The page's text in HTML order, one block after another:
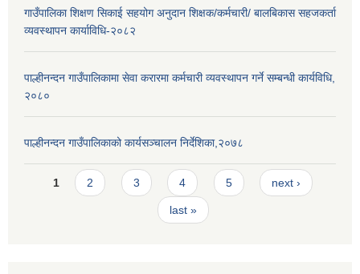
गाउँपालिका शिक्षण सिकाई सहयोग अनुदान शिक्षक/कर्मचारी/ बालबिकास सहजकर्ता
व्यवस्थापन कार्याविधि-२०८२
पाल्हीनन्दन गाउँपालिकामा सेवा करारमा कर्मचारी व्यवस्थापन गर्ने सम्बन्धी कार्यविधि,
२०८०
पाल्हीनन्दन गाउँपालिकाको कार्यसञ्चालन निर्देशिका,२०७८
Pages
1 2 3 4 5 next ›
last »